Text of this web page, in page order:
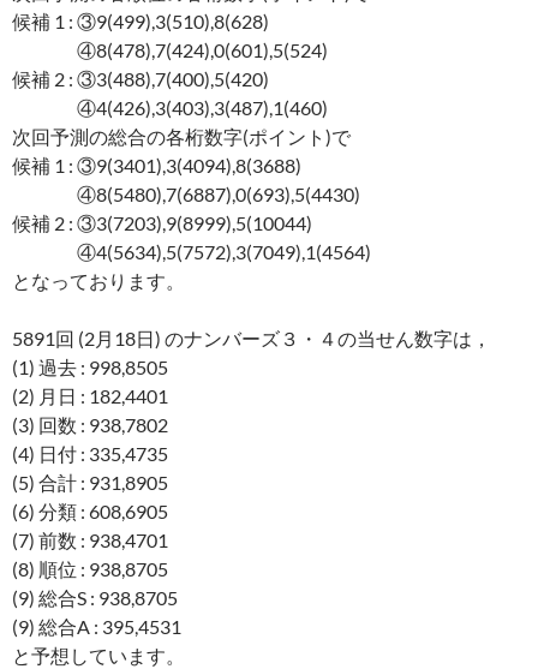
候補 1 : ③9(499),3(510),8(628)
④8(478),7(424),0(601),5(524)
候補 2 : ③3(488),7(400),5(420)
④4(426),3(403),3(487),1(460)
次回予測の総合の各桁数字(ポイント)で
候補 1 : ③9(3401),3(4094),8(3688)
④8(5480),7(6887),0(693),5(4430)
候補 2 : ③3(7203),9(8999),5(10044)
④4(5634),5(7572),3(7049),1(4564)
となっております。
5891回 (2月18日) のナンバーズ３・４の当せん数字は，
(1) 過去 : 998,8505
(2) 月日 : 182,4401
(3) 回数 : 938,7802
(4) 日付 : 335,4735
(5) 合計 : 931,8905
(6) 分類 : 608,6905
(7) 前数 : 938,4701
(8) 順位 : 938,8705
(9) 総合S : 938,8705
(9) 総合A : 395,4531
と予想しています。